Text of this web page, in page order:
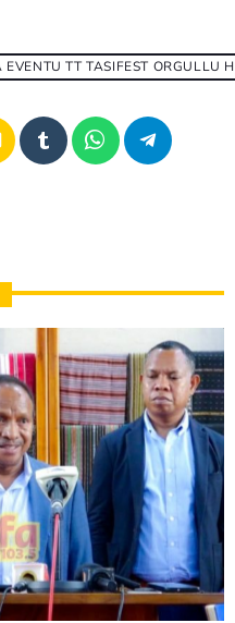
TT TASIFEST ORGULLU